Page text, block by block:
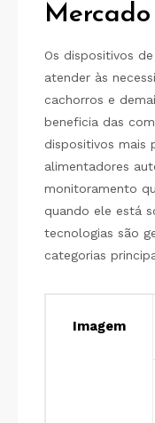
Os dispositivos
atender às
cachorros e
beneficia das
dispositivos mais
alimentadores
monitoramento
quando ele está
tecnologias são
categorias
Imagem